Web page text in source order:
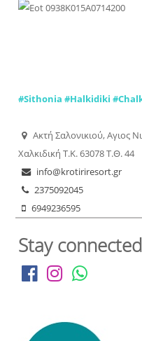
0938Κ015Α0714200
#Sithonia #Halkidiki #
Ακτή Σαλονικιού, Aγιος
Χαλκιδική Τ.Κ. 63078 Τ.Θ. 44
info@krotiriresort.gr
2375092045
6949236595
Stay